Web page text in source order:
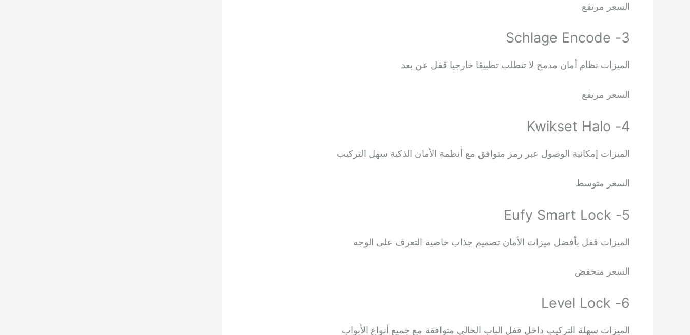
السعر مرتفع
3- Schlage Encode
الميزات نظام أمان مدمج لا تتطلب تطبيقا خارجيا قفل عن بعد
السعر مرتفع
4- Kwikset Halo
الميزات إمكانية الوصول عبر رمز متوافق مع أنظمة الأمان الذكية سهل التركيب
السعر متوسط
5- Eufy Smart Lock
الميزات قفل بأفضل ميزات الأمان تصميم جذاب خاصية التعرف على الوجه
السعر منخفض
6- Level Lock
الميزات سهلة التركيب داخل قفل الباب الحالي متوافقة مع جميع أنواع الأبواب